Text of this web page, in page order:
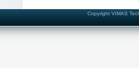
Copyright VIMAS